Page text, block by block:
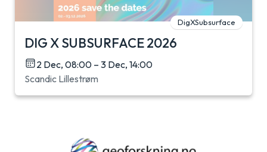
DigXSubsurface
DIG X SUBSURFACE 2026
2 Dec, 08:00 – 3 Dec, 14:00
Scandic Lillestrøm